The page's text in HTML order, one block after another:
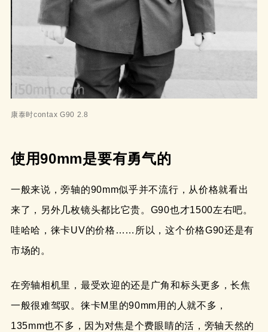
康泰时contax G90 2.8
使用90mm是要有勇气的
一般来说，旁轴的90mm似乎并不流行，从价格就看出
来了，另外几枚镜头都比它贵。G90也才1500左右吧。
哇哈哈，徕卡UV的价格……所以，这个价格G90还是有
市场的。
在旁轴相机里，最受欢迎的还是广角和标头更多，长焦
一般很难驾驭。徕卡M里的90mm用的人就不多，
135mm也不多，因为对焦是个费眼睛的活，旁轴天然的